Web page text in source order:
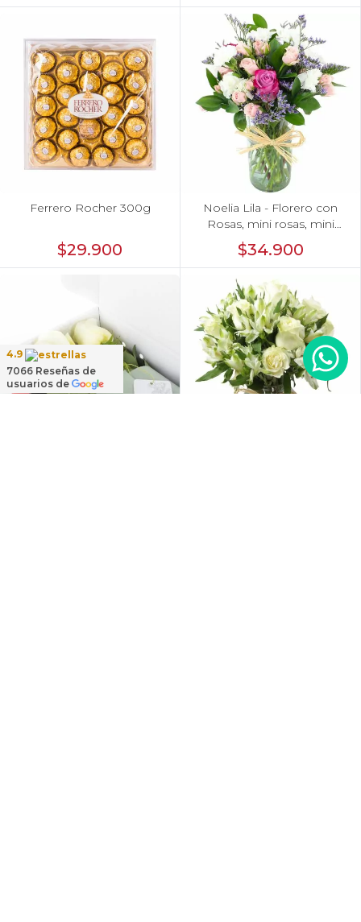
Ferrero Rocher 300g
$29.900
Noelia Lila - Florero con
Rosas, mini rosas, mini
claveles y limonium
$34.900
4.9
7066 Reseñas de
usuarios de